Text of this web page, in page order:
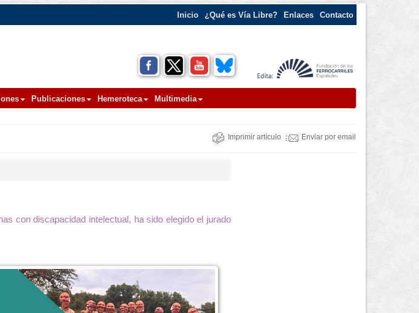
Inicio ¿Qué es Vía Libre? Enlaces Contacto
Publicaciones Hemeroteca Multimedia
Imprimir artículo Enviar por email
con discapacidad intelectual, ha sido elegido el jurado